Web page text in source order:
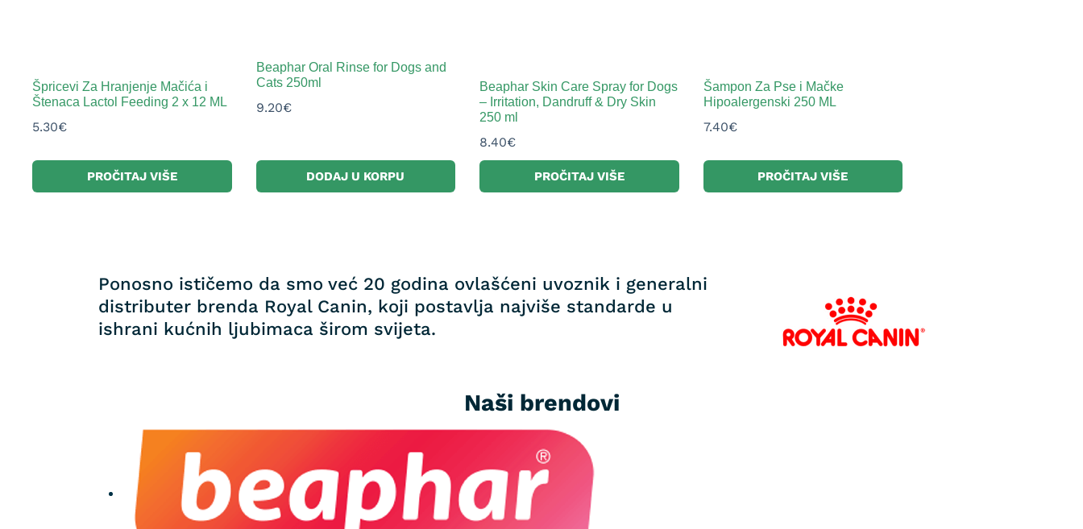
Špricevi Za Hranjenje Mačića i
Štenaca Lactol Feeding 2 x 12 ML
5.30€
PROČITAJ VIŠE
Beaphar Oral Rinse for Dogs and
Cats 250ml
9.20€
DODAJ U KORPU
Beaphar Skin Care Spray for Dogs
– Irritation, Dandruff & Dry Skin
250 ml
8.40€
PROČITAJ VIŠE
Šampon Za Pse i Mačke
Hipoalergenski 250 ML
7.40€
PROČITAJ VIŠE
Ponosno ističemo da smo već 20 godina ovlašćeni uvoznik i generalni
distributer brenda Royal Canin, koji postavlja najviše standarde u
ishrani kućnih ljubimaca širom svijeta.
Naši brendovi